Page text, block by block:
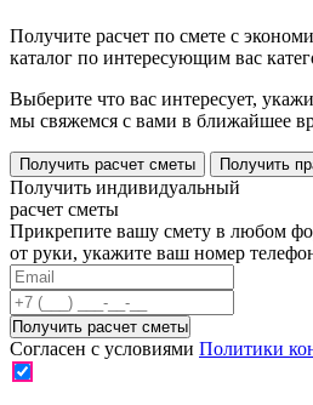
Получите расчет по смете с
каталог по интересующим вас
Выберите что вас интересует,
мы свяжемся с вами в ближайшее
Получить расчет сметы Получить
Получить индивидуальный
расчет сметы
Прикрепите вашу смету в любом
от руки, укажите ваш номер
Согласен с условиями Политики